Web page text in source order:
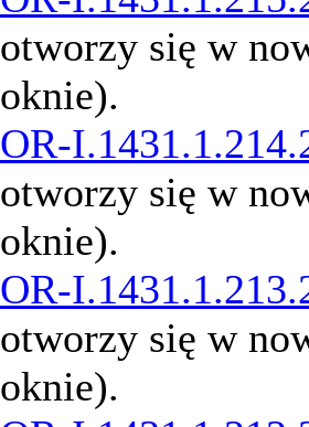
otworzy się w
oknie).
OR-
otworzy się w
oknie).
OR-
otworzy się w
oknie).